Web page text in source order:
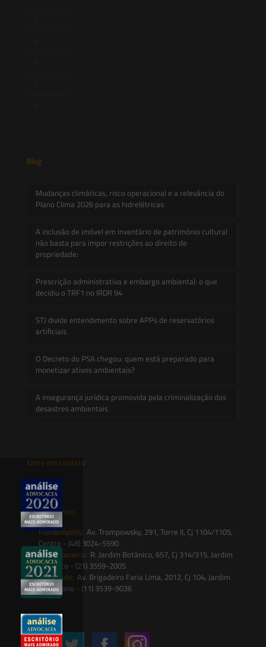
Blog
Mudanças climáticas, risco operacional e a relevância do
Plano Clima 2026 para as hidrelétricas
A inclusão de imóvel em inventário de patrimônio cultural
não basta para impor restrições ao direito de
propriedade:
Prescrição administrativa e embargo ambiental: o que
decidiu o TRF1 no IRDR 94
STJ divide entendimento sobre APPs de reservatórios
artificiais
O Decreto do PSA chegou: quem está preparado para
monetizar ativos ambientais?
A insegurança jurídica promovida pela criminalização dos
desastres ambientais
Entre em contato
contato@saesadvogados.com.br
Onde estamos
Florianópolis: Av. Trompowsky, 291, Torre II, Cj 1104/1105,
Centro - (48) 3024-5590
Rio de Janeiro: R. Jardim Botânico, 657, Cj 314/315, Jardim
Botânico - (21) 3559-2005
São Paulo: Av. Brigadeiro Faria Lima, 2012, Cj 104, Jardim
Paulistano - (11) 3539-9036
Siga-nos